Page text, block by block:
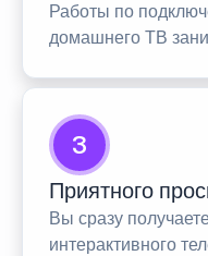
Работы по
домашнего ТВ
3
Приятного
Вы сразу
интерактивного